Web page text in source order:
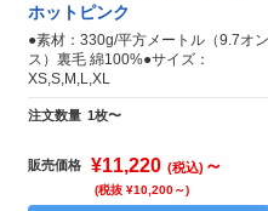
ホットピンク
●素材：330g/平方メートル（9.7オン
ス）裏毛 綿100%●サイズ：
XS,S,M,L,XL
注文数量 1枚〜
販売価格 ¥11,220 (税込) ～
(税抜 ¥10,200～)